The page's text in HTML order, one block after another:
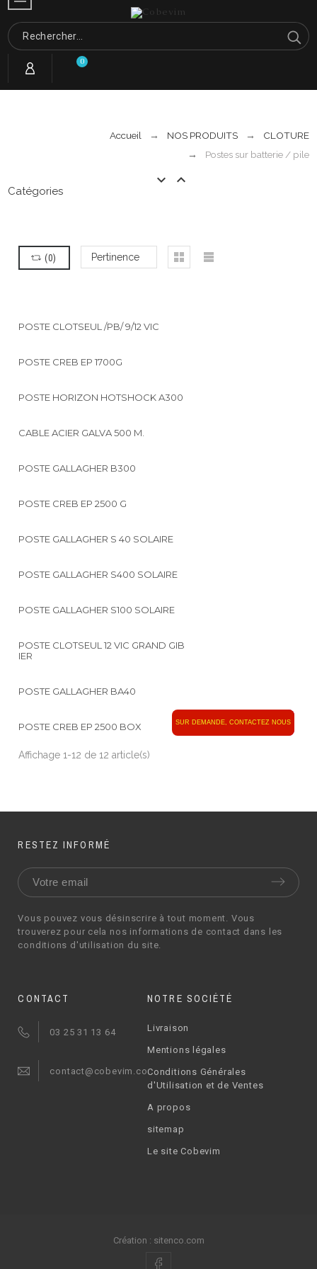
0
Accueil NOS PRODUITS
CLOTURE
Postes sur batterie / pile
Catégories
 
(0) Pertinence
POSTE CLOTSEUL /PB/ 9/12 VIC
POSTE CREB EP 1700G
POSTE HORIZON HOTSHOCK A300
CABLE ACIER GALVA 500 M.
POSTE GALLAGHER B300
POSTE CREB EP 2500 G
POSTE GALLAGHER S 40 SOLAIRE
POSTE GALLAGHER S400 SOLAIRE
POSTE GALLAGHER S100 SOLAIRE
POSTE CLOTSEUL 12 VIC GRAND GIB
IER
POSTE GALLAGHER BA40
NOUVEAU
SUR DEMANDE, CONTACTEZ NOUS
POSTE CREB EP 2500 BOX
Affichage 1-12 de 12 article(s)
RESTEZ INFORMÉ
Vous pouvez vous désinscrire à tout moment. Vous
trouverez pour cela nos informations de contact dans les
conditions d'utilisation du site.
CONTACT
03 25 31 13 64
contact@cobevim.com
NOTRE SOCIÉTÉ
Livraison
Mentions légales
Conditions Générales
d'Utilisation et de Ventes
A propos
sitemap
Le site Cobevim
Création : sitenco.com